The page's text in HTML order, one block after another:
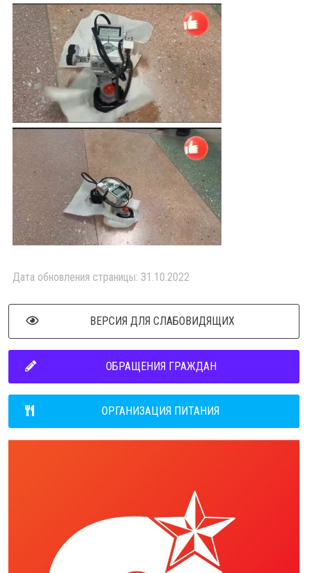
Дата обновления страницы: 31.10.2022
ВЕРСИЯ ДЛЯ СЛАБОВИДЯЩИХ
ОБРАЩЕНИЯ ГРАЖДАН
ОРГАНИЗАЦИЯ ПИТАНИЯ